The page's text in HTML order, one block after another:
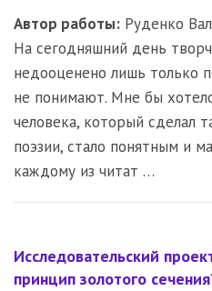
Автор работы: Руденко
На сегодняшний день
недооценено лишь только
не понимают. Мне бы
человека, который сделал
поэзии, стало понятным и
каждому из читат …
Исследовательский
принцип золотого